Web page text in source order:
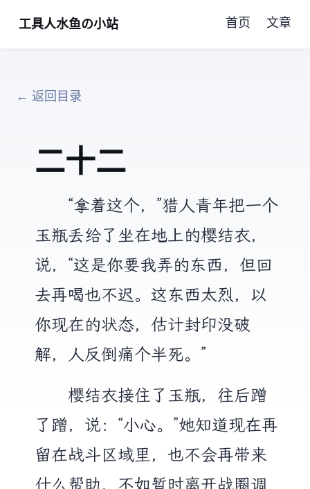
工具人水鱼の小站 首页 文章
← 返回目录
二十二
“拿着这个，”猎人青年把一个
玉瓶丢给了坐在地上的樱结衣，
说，“这是你要我弄的东西，但回
去再喝也不迟。这东西太烈，以
你现在的状态，估计封印没破
解，人反倒痛个半死。”
樱结衣接住了玉瓶，往后蹭
了蹭，说：“小心。”她知道现在再
留在战斗区域里，也不会再带来
什么帮助，不如暂时离开战圈调